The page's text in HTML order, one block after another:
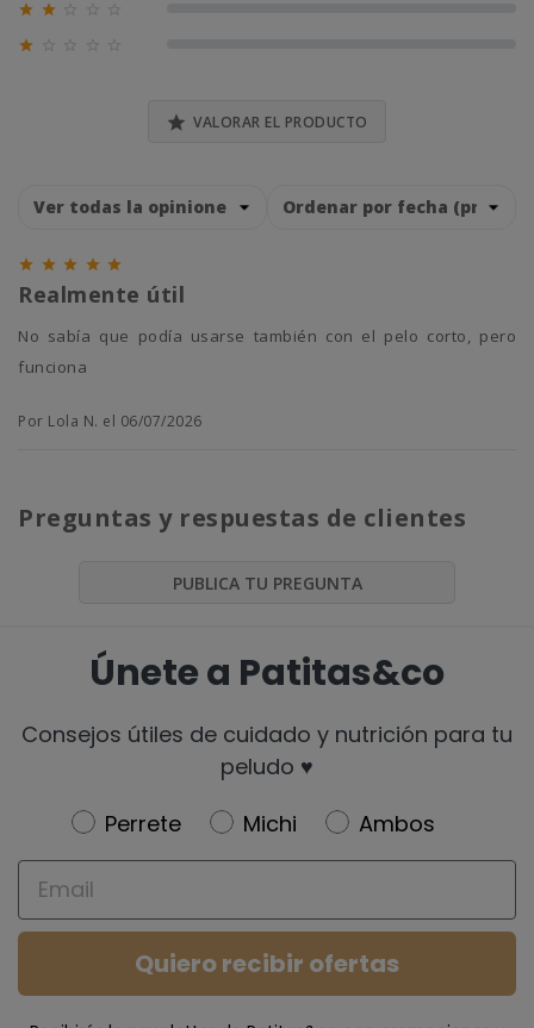
 

 VALORAR EL PRODUCTO
    
Realmente útil
No sabía que podía usarse también con el pelo corto, pero
funciona
Por Lola N. el 06/07/2026
Preguntas y respuestas de clientes
PUBLICA TU PREGUNTA
Únete a Patitas&co
Consejos útiles de cuidado y nutrición para tu
peludo ♥️
Newsletter
Perrete Michi
Ambos
Email
Quiero recibir ofertas